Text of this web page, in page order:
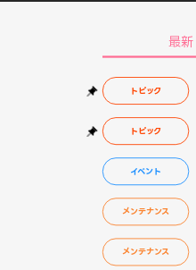
最新
トピック
トピック
イベント
メンテナンス
メンテナンス